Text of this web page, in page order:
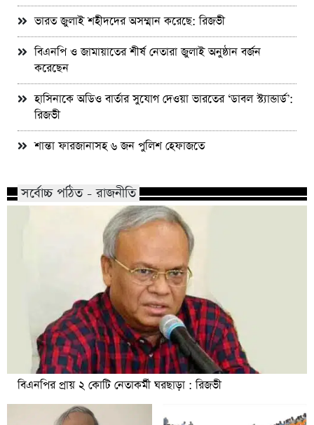
ভারত জুলাই শহীদদের অসম্মান করেছে: রিজভী
বিএনপি ও জামায়াতের শীর্ষ নেতারা জুলাই অনুষ্ঠান বর্জন
করেছেন
হাসিনাকে অডিও বার্তার সুযোগ দেওয়া ভারতের ‘ডাবল স্ট্যান্ডার্ড’:
রিজভী
শান্তা ফারজানাসহ ৬ জন পুলিশ হেফাজতে
সর্বোচ্চ পঠিত - রাজনীতি
বিএনপির প্রায় ২ কোটি নেতাকর্মী ঘরছাড়া : রিজভী